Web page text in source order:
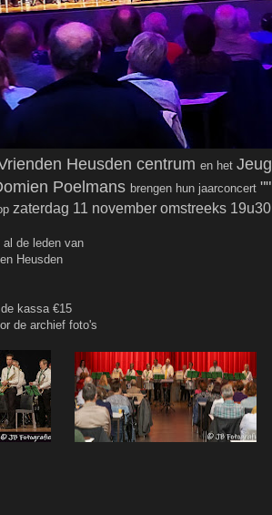
Heusden centrum en het
Poelmans brengen hun jaarconcert
zaterdag 11 november omstreeks
al de leden van
Heusden
kassa €15
de archief foto's